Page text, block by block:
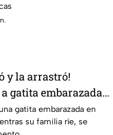
y la arrastró!
gatita embarazada
a sus hijos
gatita embarazada en
su familia ríe, se